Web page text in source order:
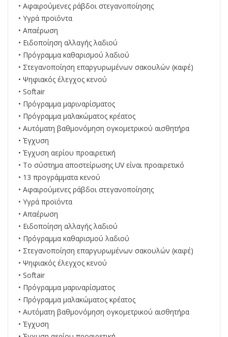
• Αφαιρούμενες ράβδοι στεγανοποίησης
• Υγρά προϊόντα
• Απαέρωση
• Ειδοποίηση αλλαγής λαδιού
• Πρόγραμμα καθαρισμού λαδιού
• Στεγανοποίηση επαργυρωμένων σακουλών (καφέ)
• Ψηφιακός έλεγχος κενού
• Softair
• Πρόγραμμα μαριναρίσματος
• Πρόγραμμα μαλακώματος κρέατος
• Αυτόματη βαθμονόμηση ογκομετρικού αισθητήρα
• Έγχυση
• Έγχυση αερίου προαιρετική
• Το σύστημα αποστείρωσης UV είναι προαιρετικό
• 13 προγράμματα κενού
• Αφαιρούμενες ράβδοι στεγανοποίησης
• Υγρά προϊόντα
• Απαέρωση
• Ειδοποίηση αλλαγής λαδιού
• Πρόγραμμα καθαρισμού λαδιού
• Στεγανοποίηση επαργυρωμένων σακουλών (καφέ)
• Ψηφιακός έλεγχος κενού
• Softair
• Πρόγραμμα μαριναρίσματος
• Πρόγραμμα μαλακώματος κρέατος
• Αυτόματη βαθμονόμηση ογκομετρικού αισθητήρα
• Έγχυση